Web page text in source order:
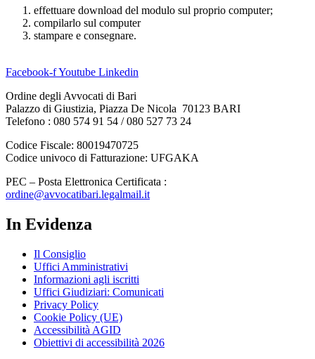
effettuare download del modulo sul proprio computer;
compilarlo sul computer
stampare e consegnare.
Facebook-fYoutube Linkedin
Ordine degli Avvocati di Bari
Palazzo di Giustizia, Piazza De Nicola 70123 BARI
Telefono : 080 574 91 54 / 080 527 73 24
Codice Fiscale: 80019470725
Codice univoco di Fatturazione: UFGAKA
PEC – Posta Elettronica Certificata :
ordine@avvocatibari.legalmail.it
In Evidenza
Il Consiglio
Uffici Amministrativi
Informazioni agli iscritti
Uffici Giudiziari: Comunicati
Privacy Policy
Cookie Policy (UE)
Accessibilità AGID
Obiettivi di accessibilità 2026